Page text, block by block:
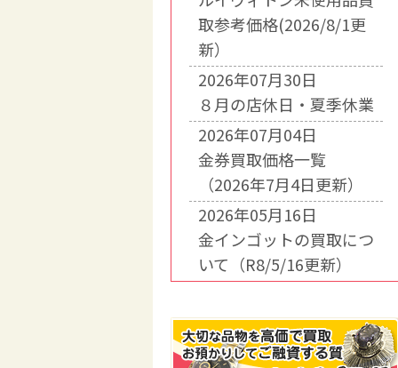
取参考価格(2026/8/1更
新）
2026年07月30日
８月の店休日・夏季休業
2026年07月04日
金券買取価格一覧
（2026年7月4日更新）
2026年05月16日
金インゴットの買取につ
いて（R8/5/16更新）